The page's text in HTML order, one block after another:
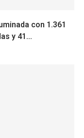
con 1.361
y 41...